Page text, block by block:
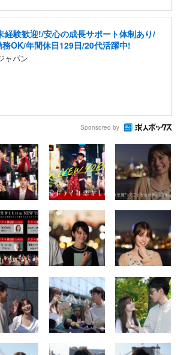
経験歓迎!/安心の成長サポート体制あり/
OK/年間休日129日/20代活躍中!
ャパン
Sponsored by